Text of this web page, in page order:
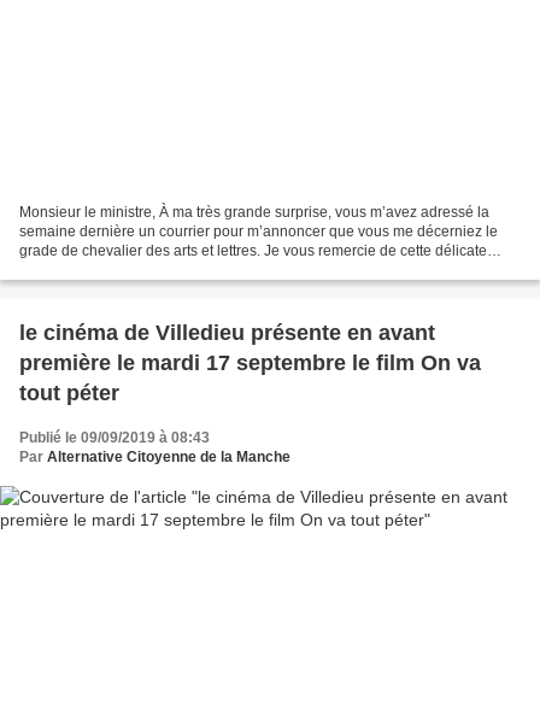
Monsieur le ministre, À ma très grande surprise, vous m’avez adressé la
semaine dernière un courrier pour m’annoncer que vous me décerniez le
grade de chevalier des arts et lettres. Je vous remercie de cette délicate
le cinéma de Villedieu présente en avant
première le mardi 17 septembre le film On va
tout péter
Publié le 09/09/2019 à 08:43
Par Alternative Citoyenne de la Manche